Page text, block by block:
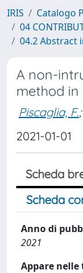
IRIS
Catalogo
04
04.2 Abstract
A non-
method in
Piscaglia, F.;
2021-01-01
Scheda
Scheda
Anno di
2021
Appare nelle